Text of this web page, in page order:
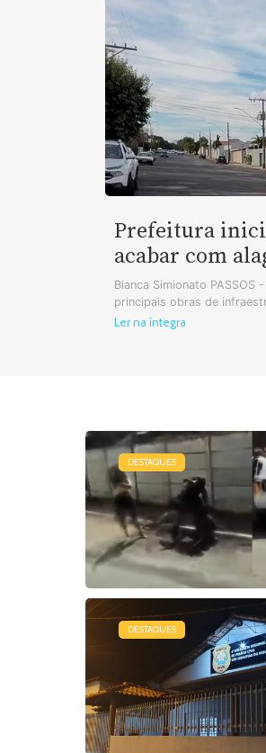
Prefeitura
acabar com
Bianca Simionato
principais obras de
Ler na íntegra
DESTAQUES
DESTAQUES